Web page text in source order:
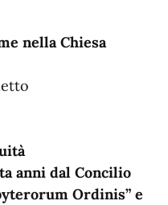
nella Chiesa
anni dal Concilio
Ordinis” e